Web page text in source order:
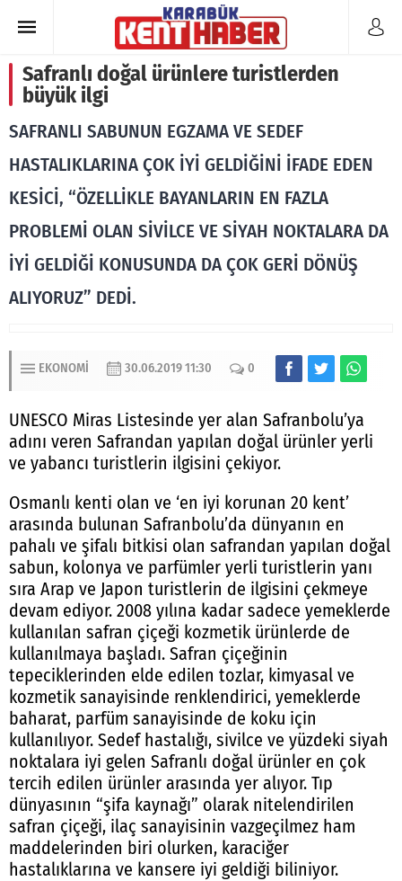
Safranlı doğal ürünlere turistlerden
büyük ilgi
SAFRANLI SABUNUN EGZAMA VE SEDEF
HASTALIKLARINA ÇOK İYİ GELDİĞİNİ İFADE EDEN
KESİCİ, “ÖZELLİKLE BAYANLARIN EN FAZLA
PROBLEMİ OLAN SİVİLCE VE SİYAH NOKTALARA DA
İYİ GELDİĞİ KONUSUNDA DA ÇOK GERİ DÖNÜŞ
ALIYORUZ” DEDİ.
EKONOMI 30.06.2019 11:30 0
UNESCO Miras Listesinde yer alan Safranbolu’ya
adını veren Safrandan yapılan doğal ürünler yerli
ve yabancı turistlerin ilgisini çekiyor.
Osmanlı kenti olan ve ‘en iyi korunan 20 kent’
arasında bulunan Safranbolu’da dünyanın en
pahalı ve şifalı bitkisi olan safrandan yapılan doğal
sabun, kolonya ve parfümler yerli turistlerin yanı
sıra Arap ve Japon turistlerin de ilgisini çekmeye
devam ediyor. 2008 yılına kadar sadece yemeklerde
kullanılan safran çiçeği kozmetik ürünlerde de
kullanılmaya başladı. Safran çiçeğinin
tepeciklerinden elde edilen tozlar, kimyasal ve
kozmetik sanayisinde renklendirici, yemeklerde
baharat, parfüm sanayisinde de koku için
kullanılıyor. Sedef hastalığı, sivilce ve yüzdeki siyah
noktalara iyi gelen Safranlı doğal ürünler en çok
tercih edilen ürünler arasında yer alıyor. Tıp
dünyasının “şifa kaynağı” olarak nitelendirilen
safran çiçeği, ilaç sanayisinin vazgeçilmez ham
maddelerinden biri olurken, karaciğer
hastalıklarına ve kansere iyi geldiği biliniyor.